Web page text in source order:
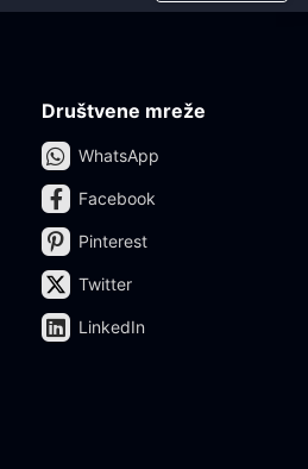
Društvene mreže
WhatsApp
Facebook
Pinterest
Twitter
LinkedIn